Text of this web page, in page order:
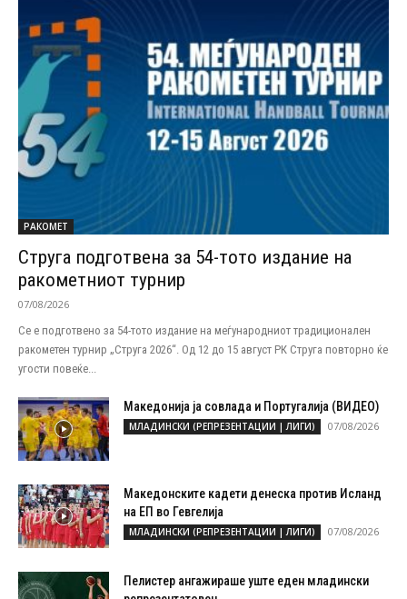
РАКОМЕТ
Струга подготвена за 54-тото издание на
ракометниот турнир
07/08/2026
Се е подготвено за 54-тото издание на меѓународниот традиционален
ракометен турнир „Струга 2026“. Од 12 до 15 август РК Струга повторно ќе
угости повеќе...
Македонија ја совлада и Португалија (ВИДЕО)
МЛАДИНСКИ (РЕПРЕЗЕНТАЦИИ | ЛИГИ) 07/08/2026
Македонските кадети денеска против Исланд
на ЕП во Гевгелија
МЛАДИНСКИ (РЕПРЕЗЕНТАЦИИ | ЛИГИ) 07/08/2026
Пелистер ангажираше уште еден младински